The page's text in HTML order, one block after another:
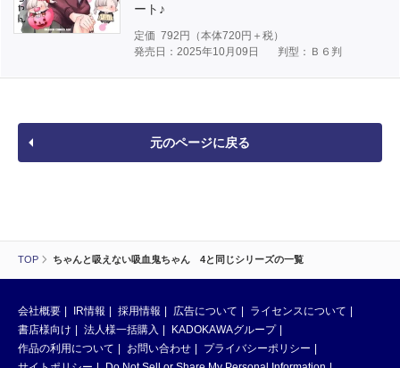
TOP ちゃんと吸えない吸血鬼ちゃん 4と同じシリーズの一覧
ート♪
定価 792 円（本体720円＋税）
発売日：2025年10月09日
判型：Ｂ６判
元のページに戻る
会社概要 IR情報 採用情報 広告について
ライセンスについて
書店様向け
法人様一括購入
KADOKAWAグループ
作品の利用について
お問い合わせ
プライバシーポリシー